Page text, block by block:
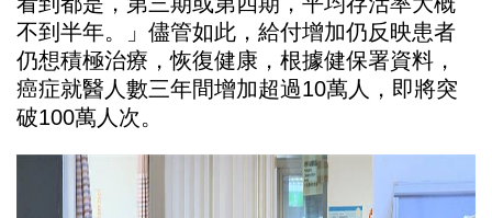
不到半年。」儘管如此，給付增加仍反映患者
仍想積極治療，恢復健康，根據健保署資料，
癌症就醫人數三年間增加超過10萬人，即將突
破100萬人次。